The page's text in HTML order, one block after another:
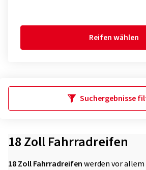
Reifen wählen
Suchergebnisse
18 Zoll Fahrradreifen
18 Zoll Fahrradreifenwerden vor